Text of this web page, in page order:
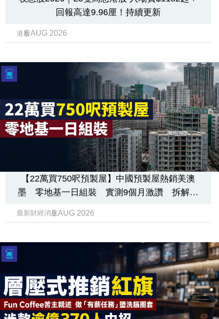
回報高達9.96厘！持續更新
港股6 AUG 2026
【22萬買750呎預製屋】中國預製屋熱銷美澳
墨 零地基一日組裝 實測9個月激讚 拆解Mi
最新財經消息6 AUG 2026